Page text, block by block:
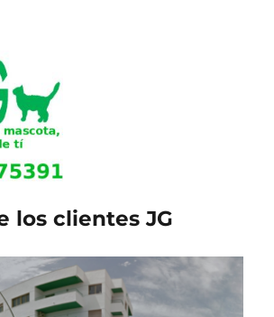
los clientes JG